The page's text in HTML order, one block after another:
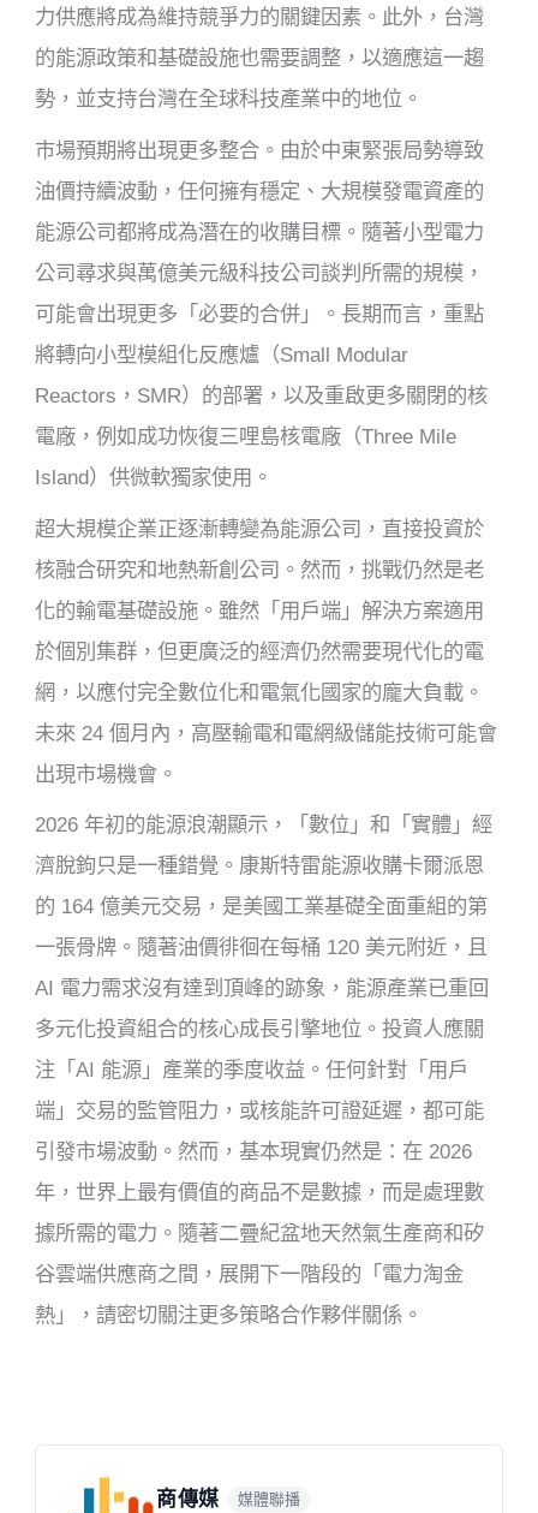
力供應將成為維持競爭力的關鍵因素。此外，台灣
的能源政策和基礎設施也需要調整，以適應這一趨
勢，並支持台灣在全球科技產業中的地位。
市場預期將出現更多整合。由於中東緊張局勢導致
油價持續波動，任何擁有穩定、大規模發電資產的
能源公司都將成為潛在的收購目標。隨著小型電力
公司尋求與萬億美元級科技公司談判所需的規模，
可能會出現更多「必要的合併」。長期而言，重點
將轉向小型模組化反應爐（Small Modular
Reactors，SMR）的部署，以及重啟更多關閉的核
電廠，例如成功恢復三哩島核電廠（Three Mile
Island）供微軟獨家使用。
超大規模企業正逐漸轉變為能源公司，直接投資於
核融合研究和地熱新創公司。然而，挑戰仍然是老
化的輸電基礎設施。雖然「用戶端」解決方案適用
於個別集群，但更廣泛的經濟仍然需要現代化的電
網，以應付完全數位化和電氣化國家的龐大負載。
未來 24 個月內，高壓輸電和電網級儲能技術可能會
出現市場機會。
2026 年初的能源浪潮顯示，「數位」和「實體」經
濟脫鉤只是一種錯覺。康斯特雷能源收購卡爾派恩
的 164 億美元交易，是美國工業基礎全面重組的第
一張骨牌。隨著油價徘徊在每桶 120 美元附近，且
AI 電力需求沒有達到頂峰的跡象，能源產業已重回
多元化投資組合的核心成長引擎地位。投資人應關
注「AI 能源」產業的季度收益。任何針對「用戶
端」交易的監管阻力，或核能許可證延遲，都可能
引發市場波動。然而，基本現實仍然是：在 2026
年，世界上最有價值的商品不是數據，而是處理數
據所需的電力。隨著二疊紀盆地天然氣生產商和矽
谷雲端供應商之間，展開下一階段的「電力淘金
熱」，請密切關注更多策略合作夥伴關係。
商傳媒 媒體聯播